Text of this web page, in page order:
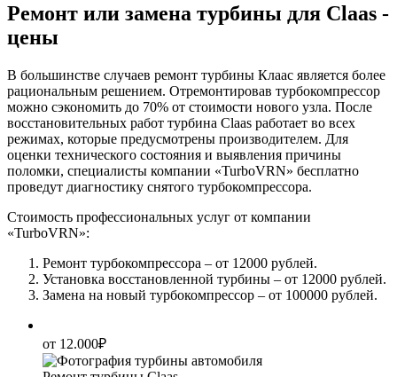
Ремонт или замена турбины для Claas -
цены
В большинстве случаев ремонт турбины Клаас является более
рациональным решением. Отремонтировав турбокомпрессор
можно сэкономить до 70% от стоимости нового узла. После
восстановительных работ турбина Claas работает во всех
режимах, которые предусмотрены производителем. Для
оценки технического состояния и выявления причины
поломки, специалисты компании «TurboVRN» бесплатно
проведут диагностику снятого турбокомпрессора.
Стоимость профессиональных услуг от компании
«TurboVRN»:
Ремонт турбокомпрессора – от 12000 рублей.
Установка восстановленной турбины – от 12000 рублей.
Замена на новый турбокомпрессор – от 100000 рублей.
от 12.000₽